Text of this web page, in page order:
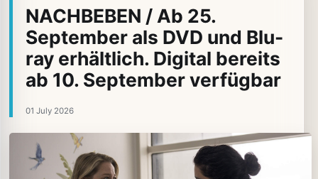
NACHBEBEN / Ab 25.
September als DVD und Blu-
ray erhältlich. Digital bereits
ab 10. September verfügbar
01 July 2026